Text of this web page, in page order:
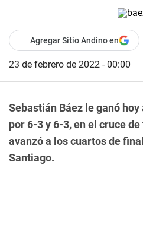
Agregar Sitio Andino en
23 de febrero de 2022 - 00:00
Sebastián Báez le ganó
por 6-3 y 6-3, en el cruce
avanzó a los cuartos de
Santiago.